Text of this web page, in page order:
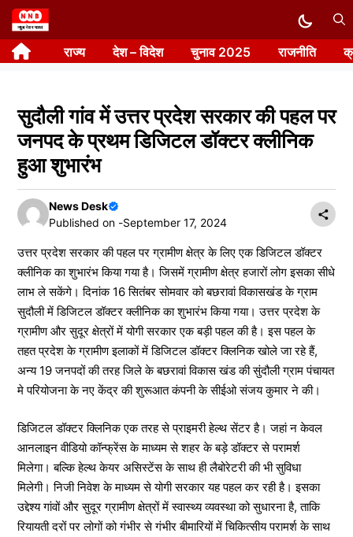
Skip
to
content राज्य देश – विदेश चुनाव 2025 राजनीति
सुदौली गांव में उत्तर प्रदेश सरकार की पहल पर
जनपद के प्रथम डिजिटल डॉक्टर क्लीनिक
हुआ शुभारंभ
News Desk
Published on -September 17, 2024
उत्तर प्रदेश सरकार की पहल पर ग्रामीण क्षेत्र के लिए एक डिजिटल डॉक्टर
क्लीनिक का शुभारंभ किया गया है। जिसमें ग्रामीण क्षेत्र हजारों लोग इसका सीधे
लाभ ले सकेंगे। दिनांक 16 सितंबर सोमवार को बछरावां विकासखंड के ग्राम
सुदौली में डिजिटल डॉक्टर क्लीनिक का शुभारंभ किया गया। उत्तर प्रदेश के
ग्रामीण और सुदूर क्षेत्रों में योगी सरकार एक बड़ी पहल की है। इस पहल के
तहत प्रदेश के ग्रामीण इलाकों में डिजिटल डॉक्टर क्लिनिक खोले जा रहे हैं,
अन्य 19 जनपदों की तरह जिले के बछरावां विकास खंड की सुंदौली ग्राम पंचायत
मे परियोजना के नए केंद्र की शुरूआत कंपनी के सीईओ संजय कुमार ने की।
डिजिटल डॉक्टर क्लिनिक एक तरह से प्राइमरी हेल्थ सेंटर है। जहां न केवल
आनलाइन वीडियो कॉन्फ्रेंस के माध्यम से शहर के बड़े डॉक्टर से परामर्श
मिलेगा। बल्कि हेल्थ केयर असिस्टेंस के साथ ही लैबोरेटरी की भी सुविधा
मिलेगी। निजी निवेश के माध्यम से योगी सरकार यह पहल कर रही है। इसका
उद्देश्य गांवों और सुदूर ग्रामीण क्षेत्रों में स्वास्थ्य व्यवस्था को सुधारना है, ताकि
रियायती दरों पर लोगों को गंभीर से गंभीर बीमारियों में चिकित्सीय परामर्श के साथ